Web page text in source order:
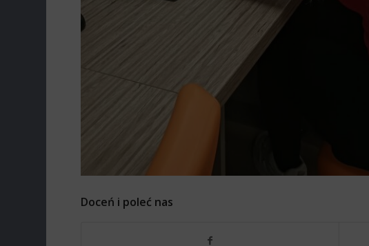
Doceń i poleć nas